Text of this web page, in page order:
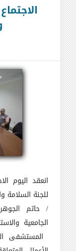
انعقد اليوم ا
للجنة السلامة
/ حاتم
الجامعية
المستشفى